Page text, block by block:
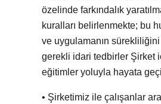
özelinde farkındalık
kuralları belirlenmekte; bu
ve uygulamanın
gerekli idari tedbirler Şirket
eğitimler yoluyla hayata
• Şirketimiz ile çalışanlar